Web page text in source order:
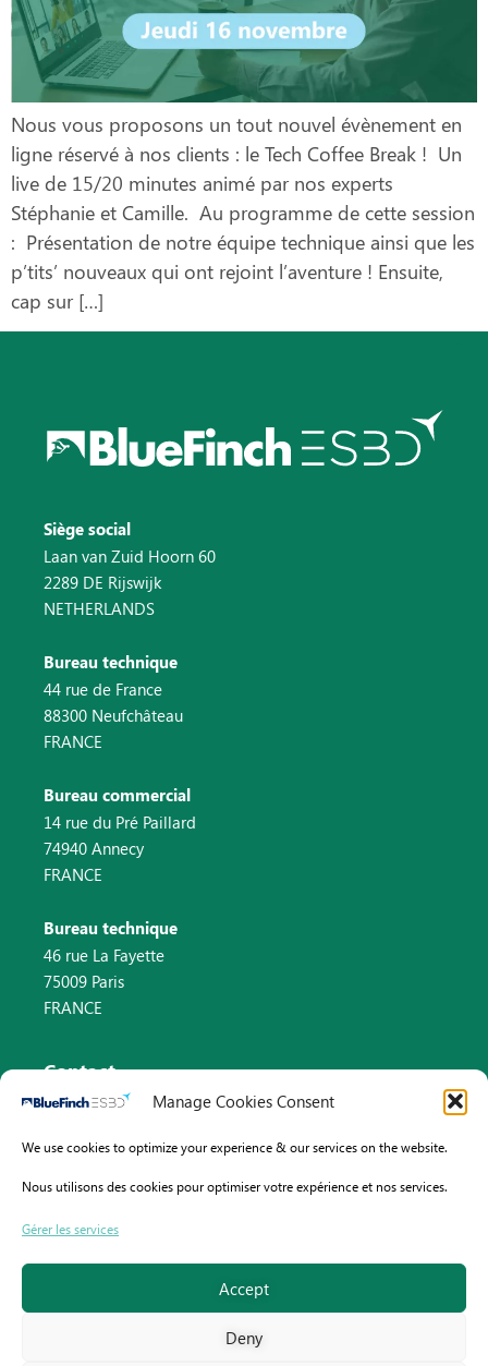
Manage Cookies Consent
We use cookies to optimize your experience & our services on the website.
Nous utilisons des cookies pour optimiser votre expérience et nos services.
Gérer les services
Accept
Deny
Nous vous proposons un tout nouvel évènement en
ligne réservé à nos clients : le Tech Coffee Break ! Un
live de 15/20 minutes animé par nos experts
Stéphanie et Camille. Au programme de cette session
: Présentation de notre équipe technique ainsi que les
p’tits’ nouveaux qui ont rejoint l’aventure ! Ensuite,
cap sur […]
Siège social
Laan van Zuid Hoorn 60
2289 DE Rijswijk
NETHERLANDS
Bureau technique
44 rue de France
88300 Neufchâteau
FRANCE
Bureau commercial
14 rue du Pré Paillard
74940 Annecy
FRANCE
Bureau technique
46 rue La Fayette
75009 Paris
FRANCE
Contact
Email : info@bluefinch-esbd.com
Pays-Bas : +31 (0)8 82 58 33 46
France : +33 (0)9 70 75 61 13